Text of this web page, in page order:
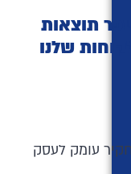
תוצאות
שלנו
עומק לעסק